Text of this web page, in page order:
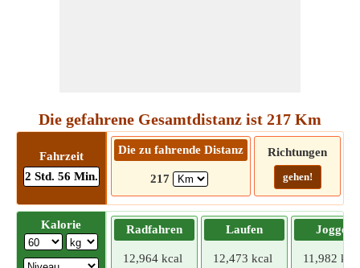
Die gefahrene Gesamtdistanz ist 217 Km
Fahrzeit
2 Std. 56 Min.
Die zu fahrende Distanz
217
Richtungen
gehen!
Kalorie Radfahren
12,964 kcal
Laufen
12,473 kcal
Joggen
11,982